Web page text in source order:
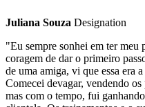
Juliana Souza Designation
"Eu sempre sonhei em ter
coragem de dar o primeiro
de uma amiga, vi que essa era
Comecei devagar, vendendo
mas com o tempo, fui